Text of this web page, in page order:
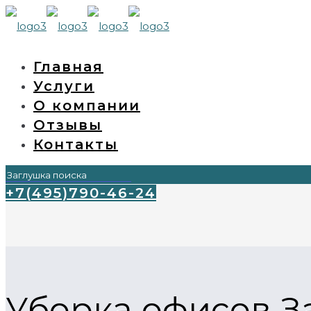
Главная
Услуги
О компании
Отзывы
Контакты
+7(495)790-46-24